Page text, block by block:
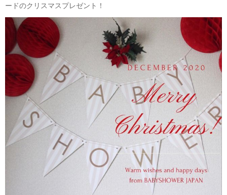
ードのクリスマスプレゼント！